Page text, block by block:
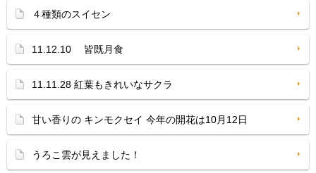
４種類のスイセン
11.12.10 皆既月食
11.11.28 紅葉もきれいなサクラ
甘い香りの キンモクセイ 今年の開花は10月12日
うろこ雲が見えました！